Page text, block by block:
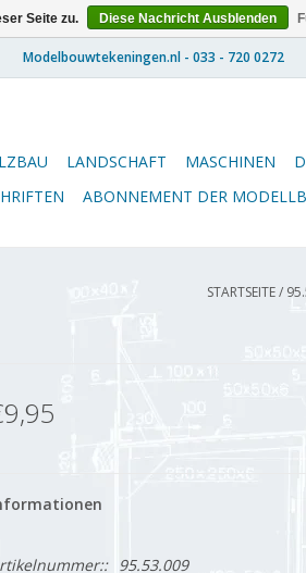
LANDSCHAFT MASCHINEN
ABONNEMENT DER
STARTSEITE/
95.53.009
Seite zu. Diese Nachricht Ausblenden